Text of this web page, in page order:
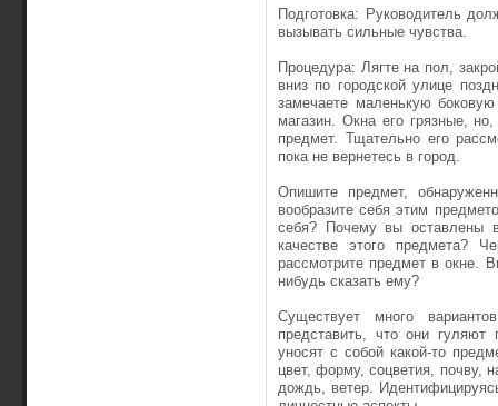
Подготовка: Руководитель
вызывать сильные чувства.
Процедура: Лягте на пол,
вниз по городской улице
замечаете маленькую
магазин. Окна его грязные,
предмет. Тщательно его
пока не вернетесь в город.
Опишите предмет,
вообразите себя этим
себя? Почему вы оставлены
качестве этого предмета?
рассмотрите предмет в окне.
нибудь сказать ему?
Существует много
представить, что они
уносят с собой какой-то
цвет, форму, соцветия, почву,
дождь, ветер.